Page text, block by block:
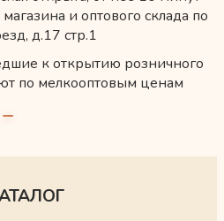
и оптового склада по
д.17 стр.1
к открытию розничного
по мелкооптовым ценам